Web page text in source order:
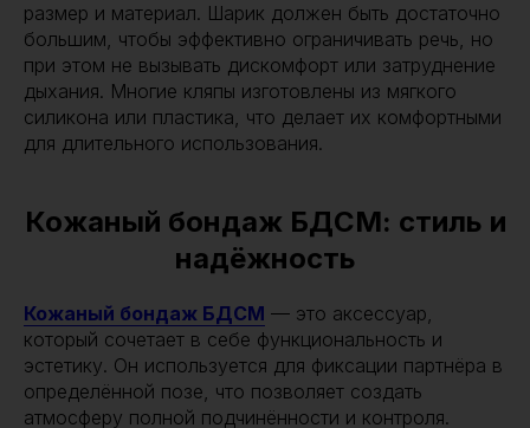
размер и материал. Шарик должен быть достаточно
большим, чтобы эффективно ограничивать речь, но
при этом не вызывать дискомфорт или затруднение
дыхания. Многие кляпы изготовлены из мягкого
силикона или пластика, что делает их комфортными
для длительного использования.
Кожаный бондаж БДСМ: стиль и
надёжность
Кожаный бондаж БДСМ — это аксессуар,
который сочетает в себе функциональность и
эстетику. Он используется для фиксации партнёра в
определённой позе, что позволяет создать
атмосферу полной подчинённости и контроля.